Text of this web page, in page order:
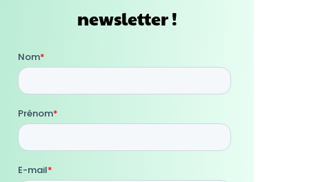
newsletter !